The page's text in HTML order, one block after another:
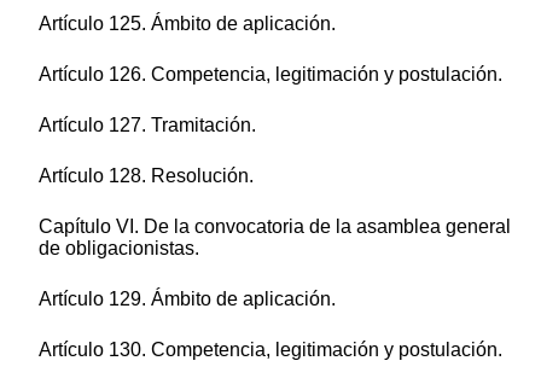
Artículo 125. Ámbito de aplicación.
Artículo 126. Competencia, legitimación y postulación.
Artículo 127. Tramitación.
Artículo 128. Resolución.
Capítulo VI. De la convocatoria de la asamblea general
de obligacionistas.
Artículo 129. Ámbito de aplicación.
Artículo 130. Competencia, legitimación y postulación.